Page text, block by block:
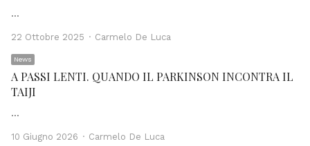
…
22 Ottobre 2025 Author
Carmelo De Luca
News
A PASSI LENTI. QUANDO IL PARKINSON INCONTRA IL
TAIJI
…
10 Giugno 2026 Author
Carmelo De Luca